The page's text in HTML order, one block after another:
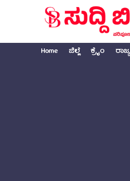
Home ಜಿಲ್ಲೆ ಕ್ರೈಂ ರಾಜ್ಯ